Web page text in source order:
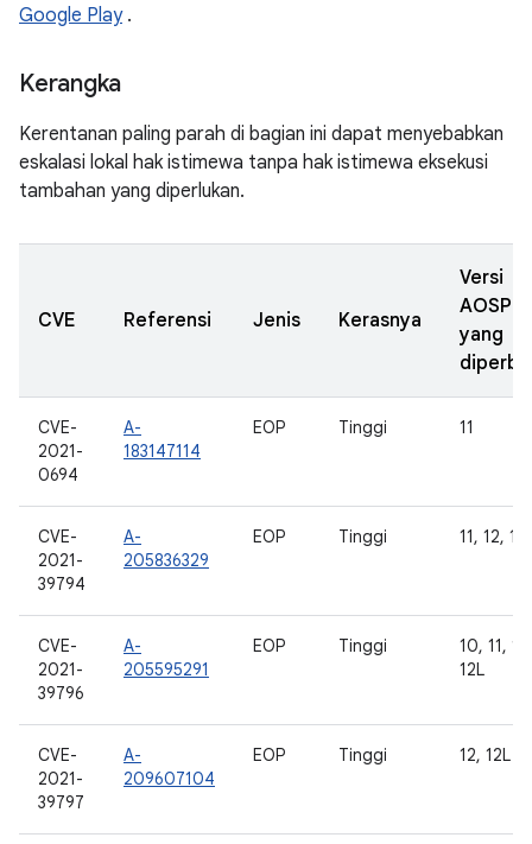
Google Play.
Kerangka
Kerentanan paling parah di bagian ini dapat menyebabkan
eskalasi lokal hak istimewa tanpa hak istimewa eksekusi
tambahan yang diperlukan.
CVE Referensi Jenis Kerasnya
Versi
AOSP
yang
CVE-
2021-
0694
A-
183147114
EOP Tinggi 11
CVE-
2021-
39794
A-
205836329
EOP Tinggi 11, 12,
CVE-
2021-
39796
A-
205595291
EOP Tinggi
10, 11, 12,
12L
CVE-
2021-
39797
A-
209607104
EOP Tinggi 12, 12L